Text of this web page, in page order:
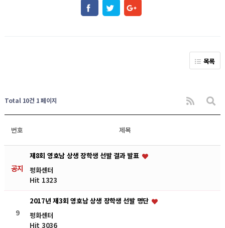
목록
Total 10건 1 페이지
번호 제목
공지
제8회 영호남 상생 장학생 선발 결과 발표
평화센터
Hit 1323
9
2017년 제3회 영호남 상생 장학생 선발 명단
평화센터
Hit 3036